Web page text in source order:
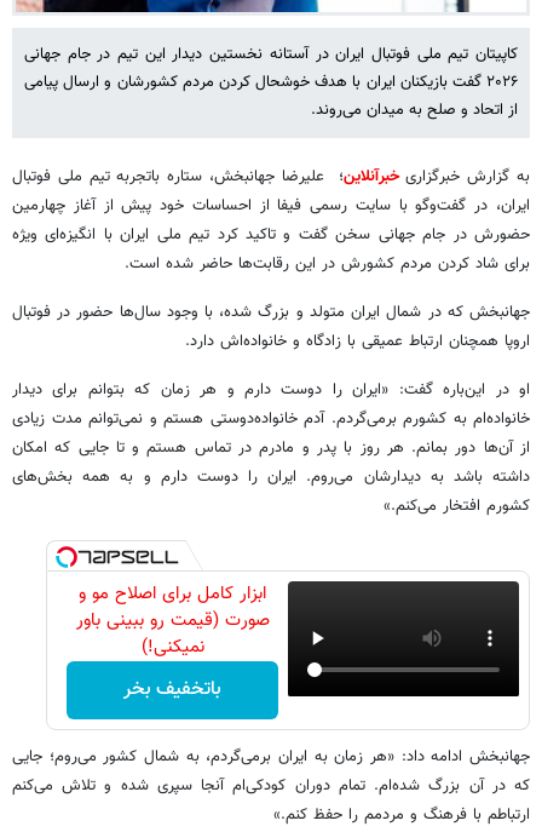
کاپیتان تیم ملی فوتبال ایران در آستانه نخستین دیدار این تیم در جام جهانی
۲۰۲۶ گفت بازیکنان ایران با هدف خوشحال کردن مردم کشورشان و ارسال پیامی
از اتحاد و صلح به میدان می‌روند.
به گزارش خبرگزاریخبرآنلاین؛ علیرضا جهانبخش، ستاره باتجربه تیم ملی فوتبال
ایران، در گفت‌وگو با سایت رسمی فیفا از احساسات خود پیش از آغاز چهارمین
حضورش در جام جهانی سخن گفت و تاکید کرد تیم ملی ایران با انگیزه‌ای ویژه
برای شاد کردن مردم کشورش در این رقابت‌ها حاضر شده است.
جهانبخش که در شمال ایران متولد و بزرگ شده، با وجود سال‌ها حضور در فوتبال
اروپا همچنان ارتباط عمیقی با زادگاه و خانواده‌اش دارد.
او در این‌باره گفت: «ایران را دوست دارم و هر زمان که بتوانم برای دیدار
خانواده‌ام به کشورم برمی‌گردم. آدم خانواده‌دوستی هستم و نمی‌توانم مدت زیادی
از آن‌ها دور بمانم. هر روز با پدر و مادرم در تماس هستم و تا جایی که امکان
داشته باشد به دیدارشان می‌روم. ایران را دوست دارم و به همه بخش‌های
کشورم افتخار می‌کنم.»
ابزار کامل برای اصلاح مو و
صورت (قیمت رو ببینی باور
نمیکنی!)
باتخفیف بخر
جهانبخش ادامه داد: «هر زمان به ایران برمی‌گردم، به شمال کشور می‌روم؛ جایی
که در آن بزرگ شده‌ام. تمام دوران کودکی‌ام آنجا سپری شده و تلاش می‌کنم
ارتباطم با فرهنگ و مردمم را حفظ کنم.»